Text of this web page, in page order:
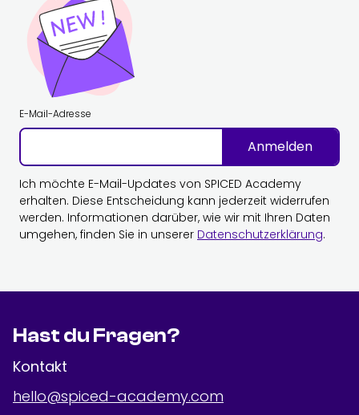
E-Mail-Adresse
Anmelden
Ich möchte E-Mail-Updates von SPICED Academy
erhalten. Diese Entscheidung kann jederzeit widerrufen
werden. Informationen darüber, wie wir mit Ihren Daten
umgehen, finden Sie in unserer Datenschutzerklärung.
Hast du Fragen?
Kontakt
hello@spiced-academy.com